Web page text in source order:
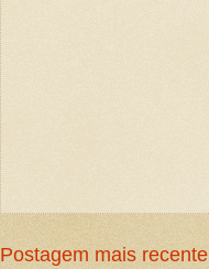
Postagem mais recente